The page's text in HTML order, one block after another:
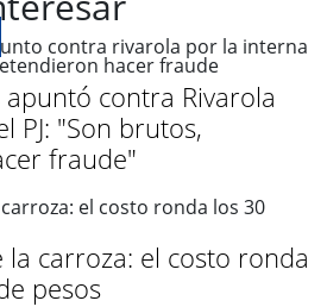
contra Rivarola
PJ: "Son brutos,
fraude"
la carroza: el costo ronda
pesos